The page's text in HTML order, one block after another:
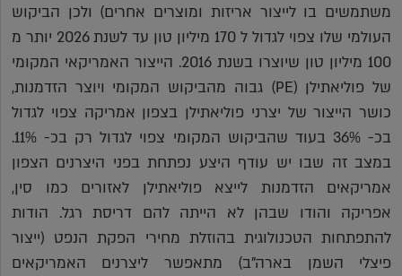
משתמשים בו לייצור אריזות ומוצרים אחרים) ולכן הביקוש
העולמי שלו צפוי לגדול ל 170 מיליון טון עד לשנת 2026 יותר מ
100 מיליון טון שיוצרו בשנת 2016. הייצור האמריקאי המקומי
של פוליאתילן (PE) גבוה מהביקוש המקומי ויוצר הזדמנות,
כושר הייצור של יצרני פוליאתילן בצפון אמריקה צפוי לגדול
בכ- 36% בעוד שהביקוש המקומי צפוי לגדול רק בכ- 11%.
במצב זה שבו יש עודף היצע נפתחת בפני היצרנים הצפון
אמריקאים הזדמנות לייצא פוליאתילן לאזורים כמו סין,
אפריקה והודו שבהן לא הייתה להם דריסת רגל. הודות
להתפתחות הטכנולוגית בהוזלת מחירי הפקת הנפט (ייצור
פיצלי השמן בארה"ב) מתאפשר ליצרנים האמריקאים